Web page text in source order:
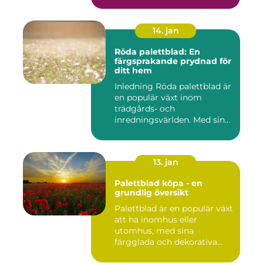
14. jan
Röda palettblad: En
färgsprakande prydnad för
ditt hem
Inledning Röda palettblad är
en populär växt inom
trädgårds- och
inredningsvärlden. Med sina
13. jan
Palettblad köpa - en
grundlig översikt
Palettblad är en populär växt
att ha inomhus eller
utomhus, med sina
färgglada och dekorativa